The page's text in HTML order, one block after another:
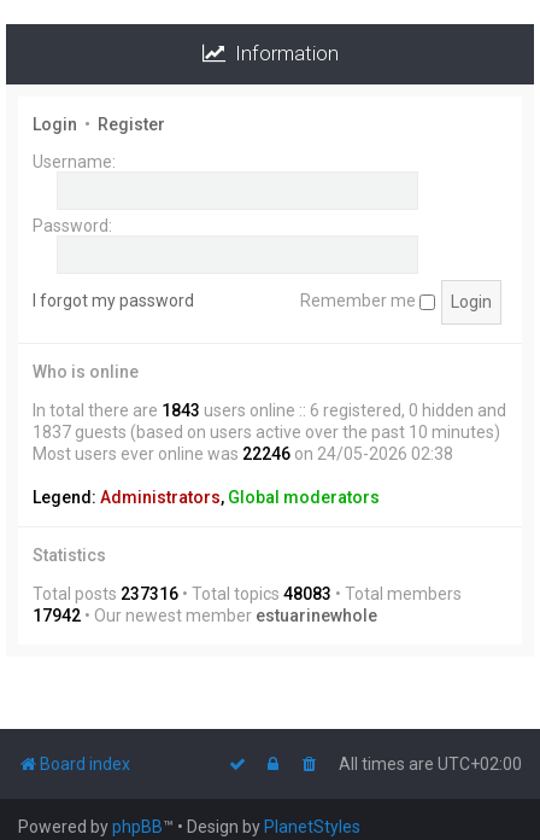
Information
Login • Register
Username:
Password:
I forgot my password Remember me
Who is online
In total there are 1843 users online :: 6 registered, 0 hidden and
1837 guests (based on users active over the past 10 minutes)
Most users ever online was 22246 on 24/05-2026 02:38
Legend: Administrators, Global moderators
Statistics
Total posts 237316 • Total topics 48083 • Total members
17942 • Our newest member estuarinewhole
Board index All times are UTC+02:00
Powered byphpBB™ • Design by PlanetStyles